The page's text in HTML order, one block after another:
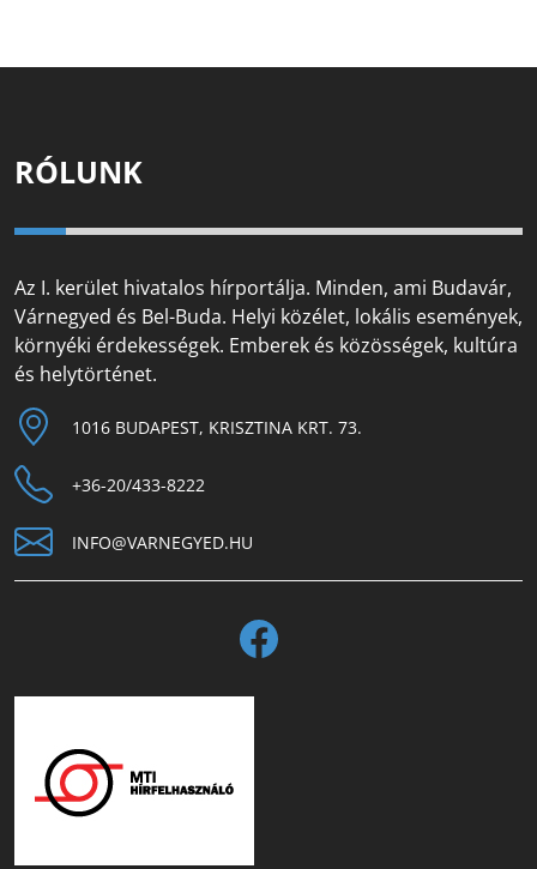
RÓLUNK
Az I. kerület hivatalos hírportálja. Minden, ami Budavár,
Várnegyed és Bel-Buda. Helyi közélet, lokális események,
környéki érdekességek. Emberek és közösségek, kultúra
és helytörténet.
1016 BUDAPEST, KRISZTINA KRT. 73.
+36-20/433-8222
INFO@VARNEGYED.HU